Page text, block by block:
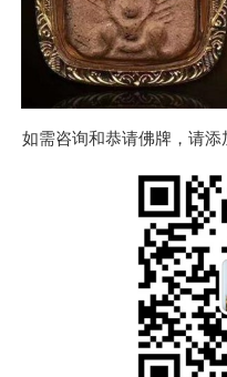
如需咨询和恭请佛牌，请添